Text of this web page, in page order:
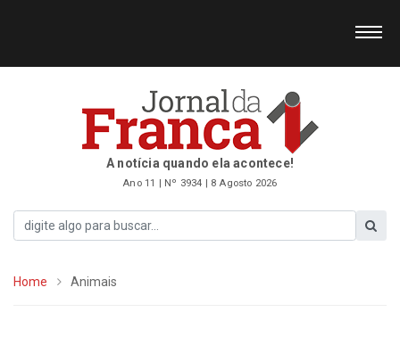
A notícia quando ela acontece!
Ano 11 | Nº 3934 | 8 Agosto 2026
Home Animais